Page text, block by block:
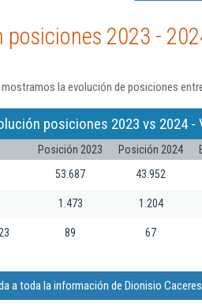
posiciones 2023 -
la evolución de posiciones
posiciones 2023 vs 2024 -
Posición 2023 Posición 2024
53.687 43.952
1.473 1.204
89 67
a toda la información de Dionisio